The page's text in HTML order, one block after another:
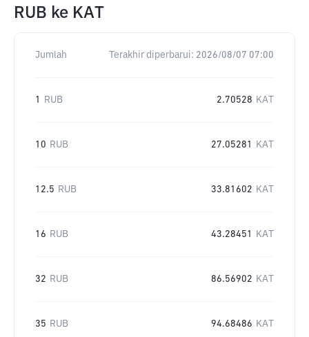
RUB ke KAT
Jumlah Terakhir diperbarui: 2026/08/07 07:00
1 RUB 2.70528 KAT
10 RUB 27.05281 KAT
12.5 RUB 33.81602 KAT
16 RUB 43.28451 KAT
32 RUB 86.56902 KAT
35 RUB 94.68486 KAT